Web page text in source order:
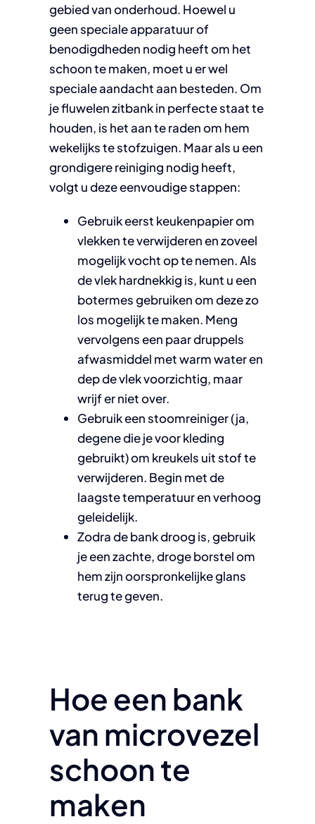
gebied van onderhoud. Hoewel u
geen speciale apparatuur of
benodigdheden nodig heeft om het
schoon te maken, moet u er wel
speciale aandacht aan besteden. Om
je fluwelen zitbank in perfecte staat te
houden, is het aan te raden om hem
wekelijks te stofzuigen. Maar als u een
grondigere reiniging nodig heeft,
volgt u deze eenvoudige stappen:
Gebruik eerst keukenpapier om
vlekken te verwijderen en zoveel
mogelijk vocht op te nemen. Als
de vlek hardnekkig is, kunt u een
botermes gebruiken om deze zo
los mogelijk te maken. Meng
vervolgens een paar druppels
afwasmiddel met warm water en
dep de vlek voorzichtig, maar
wrijf er niet over.
Gebruik een stoomreiniger (ja,
degene die je voor kleding
gebruikt) om kreukels uit stof te
verwijderen. Begin met de
laagste temperatuur en verhoog
geleidelijk.
Zodra de bank droog is, gebruik
je een zachte, droge borstel om
hem zijn oorspronkelijke glans
terug te geven.
Hoe een bank
van microvezel
schoon te
maken